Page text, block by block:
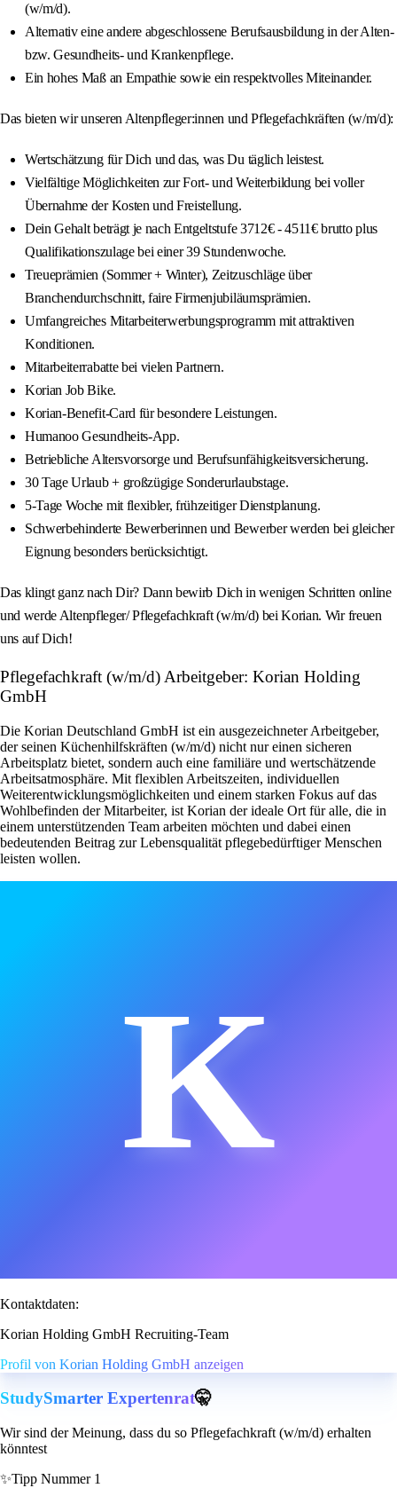
(w/m/d).
Alternativ eine andere abgeschlossene Berufsausbildung in der Alten-
bzw. Gesundheits- und Krankenpflege.
Ein hohes Maß an Empathie sowie ein respektvolles Miteinander.
Das bieten wir unseren Altenpfleger:innen und Pflegefachkräften (w/m/d):
Wertschätzung für Dich und das, was Du täglich leistest.
Vielfältige Möglichkeiten zur Fort- und Weiterbildung bei voller
Übernahme der Kosten und Freistellung.
Dein Gehalt beträgt je nach Entgeltstufe 3712€ - 4511€ brutto plus
Qualifikationszulage bei einer 39 Stundenwoche.
Treueprämien (Sommer + Winter), Zeitzuschläge über
Branchendurchschnitt, faire Firmenjubiläumsprämien.
Umfangreiches Mitarbeiterwerbungsprogramm mit attraktiven
Konditionen.
Mitarbeiterrabatte bei vielen Partnern.
Korian Job Bike.
Korian-Benefit-Card für besondere Leistungen.
Humanoo Gesundheits-App.
Betriebliche Altersvorsorge und Berufsunfähigkeitsversicherung.
30 Tage Urlaub + großzügige Sonderurlaubstage.
5-Tage Woche mit flexibler, frühzeitiger Dienstplanung.
Schwerbehinderte Bewerberinnen und Bewerber werden bei gleicher
Eignung besonders berücksichtigt.
Das klingt ganz nach Dir? Dann bewirb Dich in wenigen Schritten online
und werde Altenpfleger/ Pflegefachkraft (w/m/d) bei Korian. Wir freuen
uns auf Dich!
Pflegefachkraft (w/m/d) Arbeitgeber: Korian Holding
GmbH
Die Korian Deutschland GmbH ist ein ausgezeichneter Arbeitgeber,
der seinen Küchenhilfskräften (w/m/d) nicht nur einen sicheren
Arbeitsplatz bietet, sondern auch eine familiäre und wertschätzende
Arbeitsatmosphäre. Mit flexiblen Arbeitszeiten, individuellen
Weiterentwicklungsmöglichkeiten und einem starken Fokus auf das
Wohlbefinden der Mitarbeiter, ist Korian der ideale Ort für alle, die in
einem unterstützenden Team arbeiten möchten und dabei einen
bedeutenden Beitrag zur Lebensqualität pflegebedürftiger Menschen
leisten wollen.
K
Kontaktdaten:
Korian Holding GmbH Recruiting-Team
Profil von Korian Holding GmbH anzeigen
StudySmarter Expertenrat🤫
Wir sind der Meinung, dass du so Pflegefachkraft (w/m/d) erhalten
könntest
✨Tipp Nummer 1